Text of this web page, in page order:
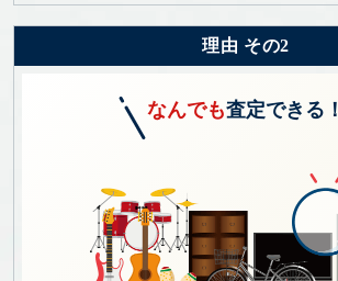
理由 その2
なんでも査定できる！